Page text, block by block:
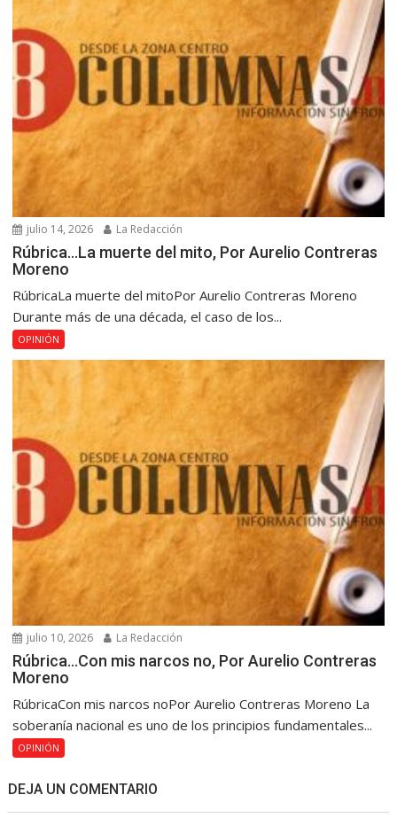
julio 14, 2026 La Redacción
Rúbrica…La muerte del mito, Por Aurelio Contreras
Moreno
RúbricaLa muerte del mitoPor Aurelio Contreras Moreno
Durante más de una década, el caso de los...
OPINIÓN
julio 10, 2026 La Redacción
Rúbrica…Con mis narcos no, Por Aurelio Contreras
Moreno
RúbricaCon mis narcos noPor Aurelio Contreras Moreno La
soberanía nacional es uno de los principios fundamentales...
OPINIÓN
DEJA UN COMENTARIO